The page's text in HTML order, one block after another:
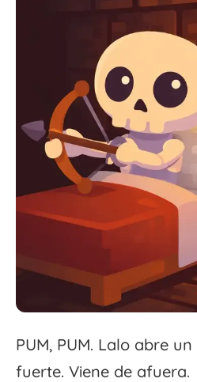
PUM, PUM. Lalo abre un
fuerte. Viene de afuera.